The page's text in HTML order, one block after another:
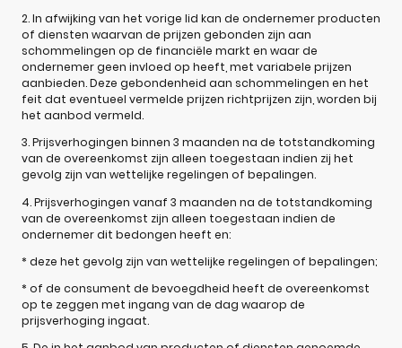
2. In afwijking van het vorige lid kan de ondernemer producten
of diensten waarvan de prijzen gebonden zijn aan
schommelingen op de financiële markt en waar de
ondernemer geen invloed op heeft, met variabele prijzen
aanbieden. Deze gebondenheid aan schommelingen en het
feit dat eventueel vermelde prijzen richtprijzen zijn, worden bij
het aanbod vermeld.
3. Prijsverhogingen binnen 3 maanden na de totstandkoming
van de overeenkomst zijn alleen toegestaan indien zij het
gevolg zijn van wettelijke regelingen of bepalingen.
4. Prijsverhogingen vanaf 3 maanden na de totstandkoming
van de overeenkomst zijn alleen toegestaan indien de
ondernemer dit bedongen heeft en:
* deze het gevolg zijn van wettelijke regelingen of bepalingen;
* of de consument de bevoegdheid heeft de overeenkomst
op te zeggen met ingang van de dag waarop de
prijsverhoging ingaat.